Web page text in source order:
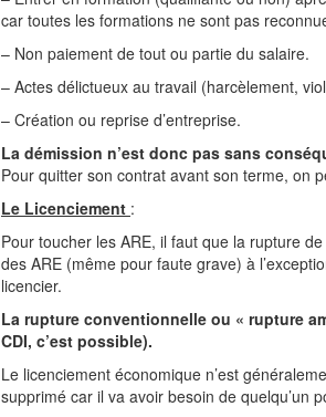
car toutes les formations ne sont pas
– Non paiement de tout ou partie du salaire.
– Actes délictueux au travail (harcèlement,
– Création ou reprise d’entreprise.
La démission n’est donc pas sans
Pour quitter son contrat avant son terme, on
Le Licenciement :
Pour toucher les ARE, il faut que la rupture
des ARE (même pour faute grave) à
licencier.
La rupture conventionnelle ou « rupture
CDI, c’est possible).
Le licenciement économique n’est
supprimé car il va avoir besoin de quelqu’un